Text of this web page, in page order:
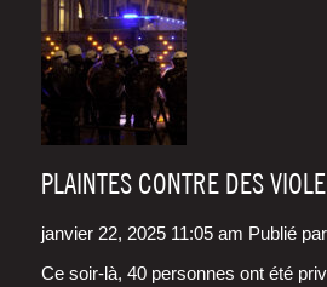
PLAINTES CONTRE DES
janvier 22, 2025 11:05 am Publié par
Ce soir-là, 40 per­sonnes ont été